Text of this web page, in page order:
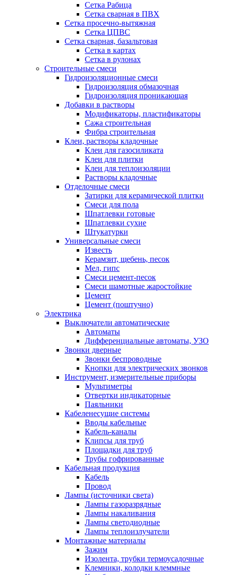
Сетка Рабица
Сетка сварная в ПВХ
Сетка просечно-вытяжная
Сетка ЦПВС
Сетка сварная, базальтовая
Сетка в картах
Сетка в рулонах
Строительные смеси
Гидроизоляционные смеси
Гидроизоляция обмазочная
Гидроизоляция проникающая
Добавки в растворы
Модификаторы, пластификаторы
Сажа строительная
Фибра строительная
Клеи, растворы кладочные
Клеи для газосиликата
Клеи для плитки
Клеи для теплоизоляции
Растворы кладочные
Отделочные смеси
Затирки для керамической плитки
Смеси для пола
Шпатлевки готовые
Шпатлевки сухие
Штукатурки
Универсальные смеси
Известь
Керамзит, щебень, песок
Мел, гипс
Смеси цемент-песок
Смеси шамотные жаростойкие
Цемент
Цемент (поштучно)
Электрика
Выключатели автоматические
Автоматы
Дифференциальные автоматы, УЗО
Звонки дверные
Звонки беспроводные
Кнопки для электрических звонков
Инструмент, измерительные приборы
Мультиметры
Отвертки индикаторные
Паяльники
Кабеленесущие системы
Вводы кабельные
Кабель-каналы
Клипсы для труб
Площадки для труб
Трубы гофрированные
Кабельная продукция
Кабель
Провод
Лампы (источники света)
Лампы газоразрядные
Лампы накаливания
Лампы светодиодные
Лампы теплоизлучатели
Монтажные материалы
Зажим
Изолента, трубки термоусадочные
Клемники, колодки клеммные